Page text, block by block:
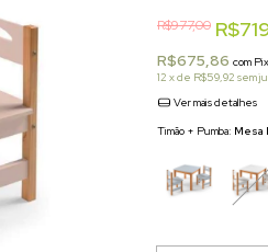
R$977,00
R$675,86 com Pix
12 x de R$59,92 sem
Ver mais detalhes
Timão + Pumba: Mesa